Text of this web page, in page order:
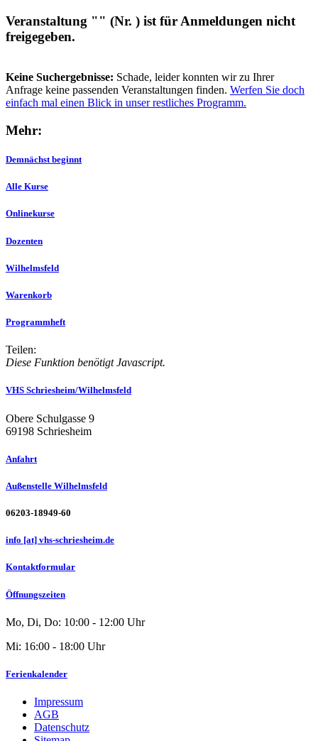
Veranstaltung "" (Nr. ) ist für Anmeldungen nicht
freigegeben.
Keine Suchergebnisse: Schade, leider konnten wir zu Ihrer
Anfrage keine passenden Veranstaltungen finden. Werfen Sie doch
einfach mal einen Blick in unser restliches Programm.
Mehr:
Demnächst beginnt
Alle Kurse
Onlinekurse
Dozenten
Wilhelmsfeld
Warenkorb
Programmheft
Teilen:
Diese Funktion benötigt Javascript.
VHS Schriesheim/Wilhelmsfeld
Obere Schulgasse 9
69198 Schriesheim
Anfahrt
Außenstelle Wilhelmsfeld
06203-18949-60
info [at] vhs-schriesheim.de
Kontaktformular
Öffnungszeiten
Mo, Di, Do: 10:00 - 12:00 Uhr
Mi: 16:00 - 18:00 Uhr
Ferienkalender
Impressum
AGB
Datenschutz